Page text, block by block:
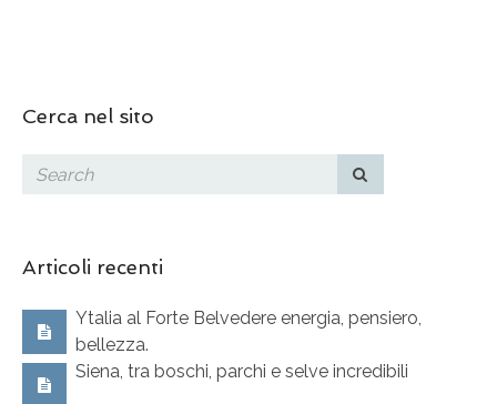
Cerca nel sito
Articoli recenti
Ytalia al Forte Belvedere energia, pensiero,
bellezza.
Siena, tra boschi, parchi e selve incredibili